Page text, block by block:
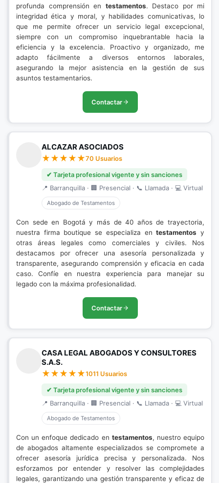
profunda comprensión en testamentos. Destaco por mi
integridad ética y moral, y habilidades comunicativas, lo
que me permite ofrecer un servicio legal excepcional,
siempre con un compromiso inquebrantable hacia la
eficiencia y la excelencia. Proactivo y organizado, me
adapto fácilmente a diversos entornos laborales,
asegurando la mejor asistencia en la gestión de sus
asuntos testamentarios.
Contactar
ALCAZAR ASOCIADOS
70 Usuarios
✔ Tarjeta profesional vigente y sin sanciones
📍 Barranquilla · 🏢 Presencial · 📞 Llamada · 💻 Virtual
Abogado de Testamentos
Con sede en Bogotá y más de 40 años de trayectoria,
nuestra firma boutique se especializa entestamentos y
otras áreas legales como comerciales y civiles. Nos
destacamos por ofrecer una asesoría personalizada y
transparente, asegurando comprensión y eficacia en cada
caso. Confíe en nuestra experiencia para manejar su
legado con la máxima profesionalidad.
Contactar
CASA LEGAL ABOGADOS Y CONSULTORES
S.A.S.
1011 Usuarios
✔ Tarjeta profesional vigente y sin sanciones
📍 Barranquilla · 🏢 Presencial · 📞 Llamada · 💻 Virtual
Abogado de Testamentos
Con un enfoque dedicado en testamentos, nuestro equipo
de abogados altamente especializados se compromete a
ofrecer asesoría jurídica precisa y personalizada. Nos
esforzamos por entender y resolver las complejidades
legales, garantizando una gestión transparente y eficaz de